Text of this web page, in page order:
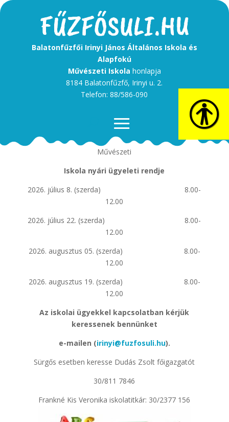
Balatonfűzfői Irinyi János Általános Iskola és
Alapfokú
Művészeti Iskola honlapja
8184 Balatonfűzfő, Irinyi u. 2.
Telefon: 88/586-090
Balatonfűzfői Irinyi János Általános Iskola és Alapfokú
Művészeti
Iskola nyári ügyeleti rendje
2026. július 8. (szerda) 8.00-
12.00
2026. július 22. (szerda) 8.00-
12.00
2026. augusztus 05. (szerda) 8.00-
12.00
2026. augusztus 19. (szerda) 8.00-
12.00
Az iskolai ügyekkel kapcsolatban kérjük
keressenek bennünket
e-mailen (irinyi@fuzfosuli.hu).
Sürgős esetben keresse Dudás Zsolt főigazgatót
30/811 7846
Frankné Kis Veronika iskolatitkár: 30/2377 156